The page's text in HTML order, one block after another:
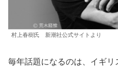
村上春樹氏 新潮社公式サイトより
毎年話題になるのは、イギ